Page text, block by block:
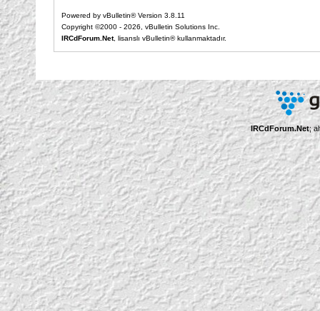
Powered by vBulletin® Version 3.8.11
Copyright ©2000 - 2026, vBulletin Solutions Inc.
IRCdForum.Net, lisanslı vBulletin® kullanmaktadır.
IRCdForum.Net;